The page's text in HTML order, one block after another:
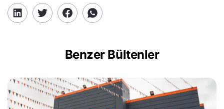
Benzer Bültenler